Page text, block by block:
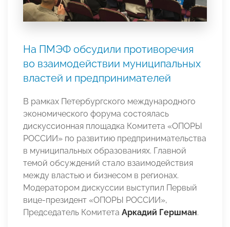
На ПМЭФ обсудили противоречия
во взаимодействии муниципальных
властей и предпринимателей
В рамках Петербургского международного
экономического форума состоялась
дискуссионная площадка Комитета «ОПОРЫ
РОССИИ» по развитию предпринимательства
в муниципальных образованиях. Главной
темой обсуждений стало взаимодействия
между властью и бизнесом в регионах.
Модератором дискуссии выступил Первый
вице-президент «ОПОРЫ РОССИИ»,
Председатель Комитета Аркадий Гершман.